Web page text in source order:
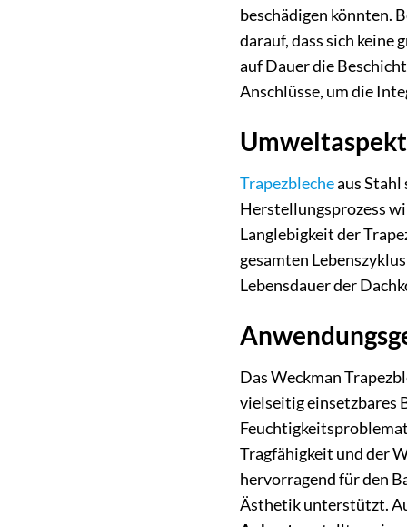
beschädigen könnten.
darauf, dass sich keine
auf Dauer die
Anschlüsse, um die
Trapezblecheaus Stahl
Herstellungsprozess
Langlebigkeit der
gesamten
Lebensdauer der
Das Weckman
vielseitig einsetzbares
Tragfähigkeit und der
hervorragend für den
Ästhetik unterstützt.